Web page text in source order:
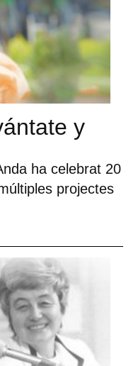
y
ha celebrat 20
projectes